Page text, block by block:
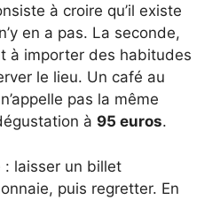
à croire qu’il existe
en a pas. La seconde,
à importer des habitudes
le lieu. Un café au
n’appelle pas la même
à 95 euros.
: laisser un billet
puis regretter. En